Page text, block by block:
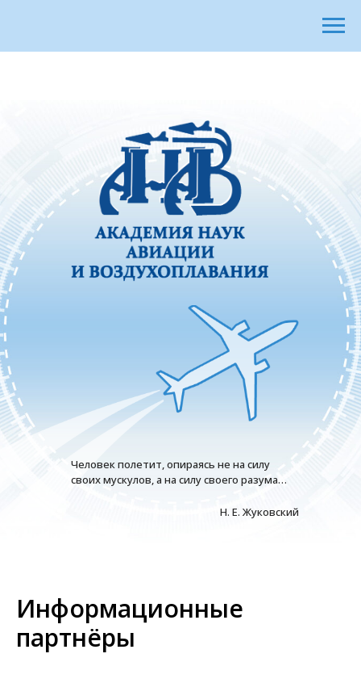
Человек полетит, опираясь не на силу
своих мускулов, а на силу своего разума…
Н. Е. Жуковский
Информационные
партнёры